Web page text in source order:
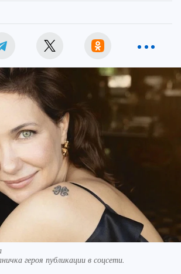
героя публикации в соцсети.